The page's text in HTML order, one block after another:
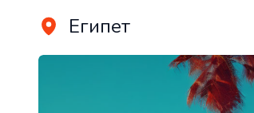
Египет